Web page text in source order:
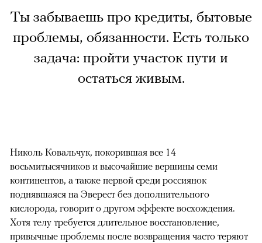
Ты забываешь про кредиты, бытовые
проблемы, обязанности. Есть только
задача: пройти участок пути и
остаться живым.
Николь Ковальчук, покорившая все 14
восьмитысячников и высочайшие вершины семи
континентов, а также первой среди россиянок
поднявшаяся на Эверест без дополнительного
кислорода, говорит о другом эффекте восхождения.
Хотя телу требуется длительное восстановление,
привычные проблемы после возвращения часто теряют